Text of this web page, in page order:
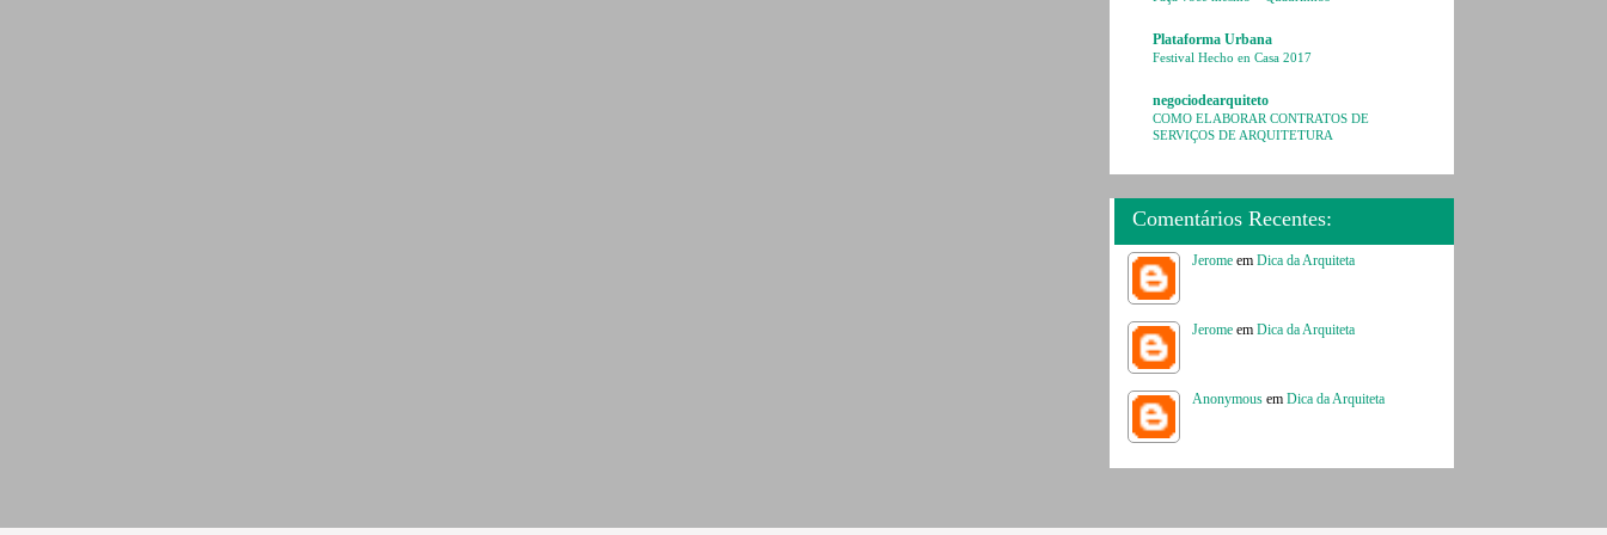
Plataforma Urbana
Festival Hecho en Casa 2017
negociodearquiteto
COMO ELABORAR CONTRATOS DE
SERVIÇOS DE ARQUITETURA
Comentários Recentes:
Jerome em Dica da Arquiteta
Jerome em Dica da Arquiteta
Anonymous em Dica da Arquiteta